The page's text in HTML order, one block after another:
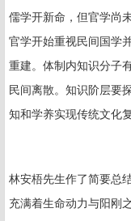
儒学开新命，但官学尚
官学开始重视民间国学
重建。体制内知识分子
民间离散。知识阶层要
知和学养实现
林安梧先生作了简要总
充满着生命动力与阳刚